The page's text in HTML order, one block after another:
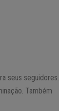
seus seguidores.
Também